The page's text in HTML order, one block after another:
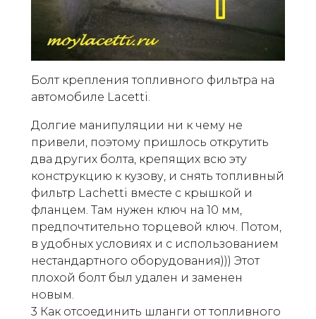
Болт крепления топливного фильтра на
автомобиле Lacetti.
Долгие манипуляции ни к чему не
привели, поэтому пришлось открутить
два других болта, крепящих всю эту
конструкцию к кузову, и снять топливный
фильтр Lachetti вместе с крышкой и
фланцем. Там нужен ключ на 10 мм,
предпочтительно торцевой ключ. Потом,
в удобных условиях и с использованием
нестандартного оборудования))) Этот
плохой болт был удален и заменен
новым.
3 Как отсоединить шланги от топливного